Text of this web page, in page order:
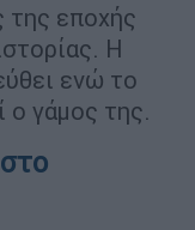
της εποχής
Η
ενώ το
ο γάμος της.